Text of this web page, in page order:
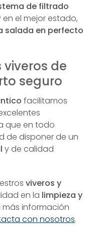
de filtrado
el mejor estado,
salada en perfecto
de
seguro
facilitamos
que en todo
de disponer de un
y de calidad
viveros y
en la limpieza y
más información
con nosotros.